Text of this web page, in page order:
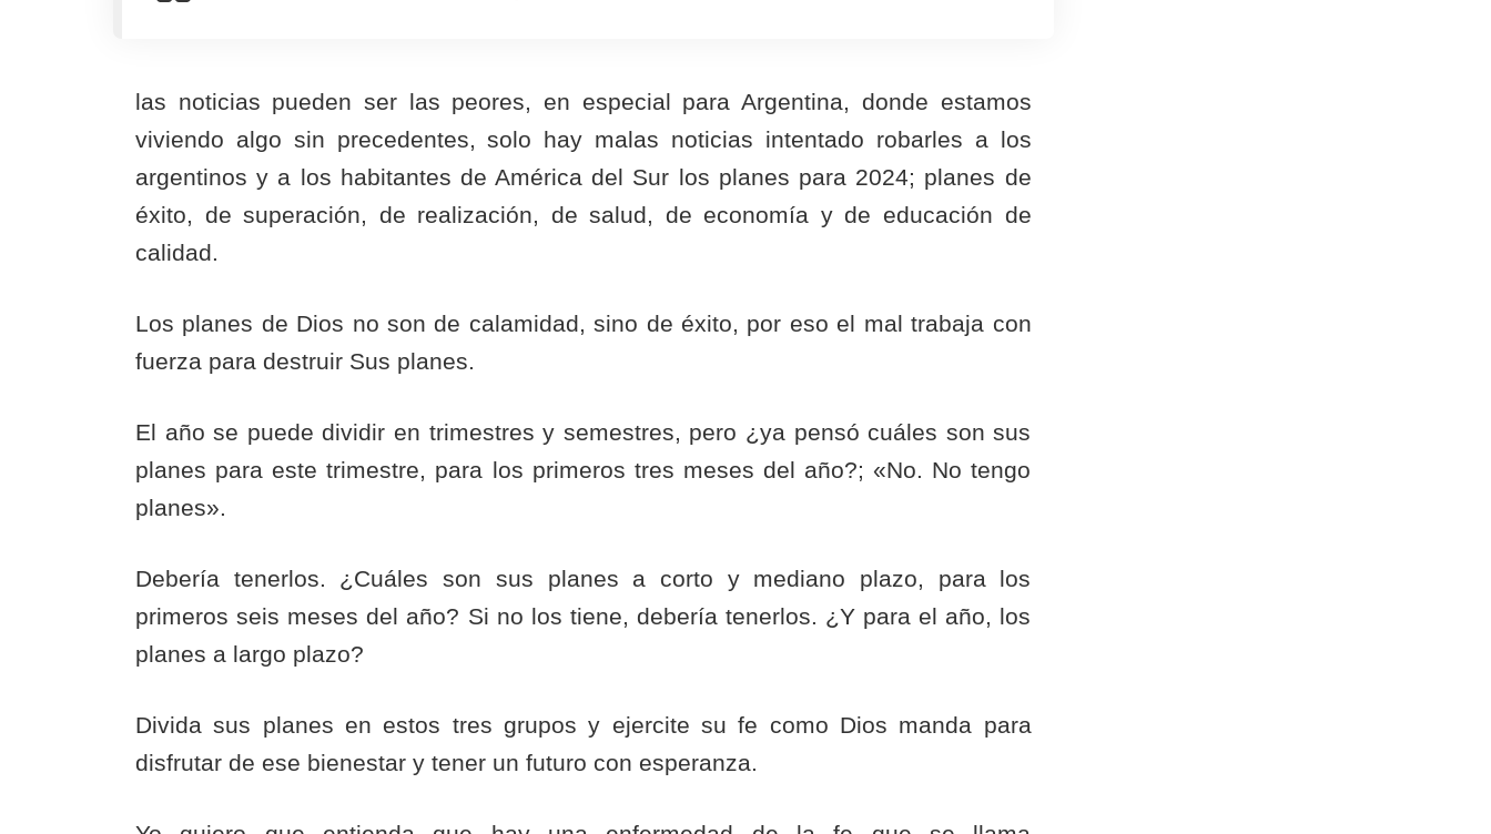
las noticias pueden ser las peores, en especial para Argentina, donde estamos
viviendo algo sin precedentes, solo hay malas noticias intentado robarles a los
argentinos y a los habitantes de América del Sur los planes para 2024; planes de
éxito, de superación, de realización, de salud, de economía y de educación de
calidad.
Los planes de Dios no son de calamidad, sino de éxito, por eso el mal trabaja con
fuerza para destruir Sus planes.
El año se puede dividir en trimestres y semestres, pero ¿ya pensó cuáles son sus
planes para este trimestre, para los primeros tres meses del año?; «No. No tengo
planes».
Debería tenerlos. ¿Cuáles son sus planes a corto y mediano plazo, para los
primeros seis meses del año? Si no los tiene, debería tenerlos. ¿Y para el año, los
planes a largo plazo?
Divida sus planes en estos tres grupos y ejercite su fe como Dios manda para
disfrutar de ese bienestar y tener un futuro con esperanza.